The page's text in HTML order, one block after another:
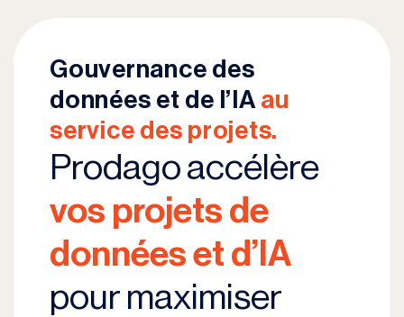
Gouvernance des
données et de l’IA au
service des projets.
Prodago accélère
vos projets de
données et d’IA
pour maximiser